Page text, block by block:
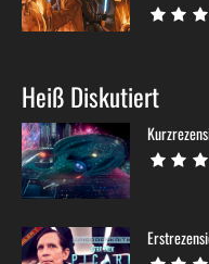
Heiß Diskutiert